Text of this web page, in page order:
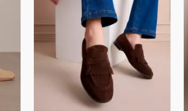
Vista Previa